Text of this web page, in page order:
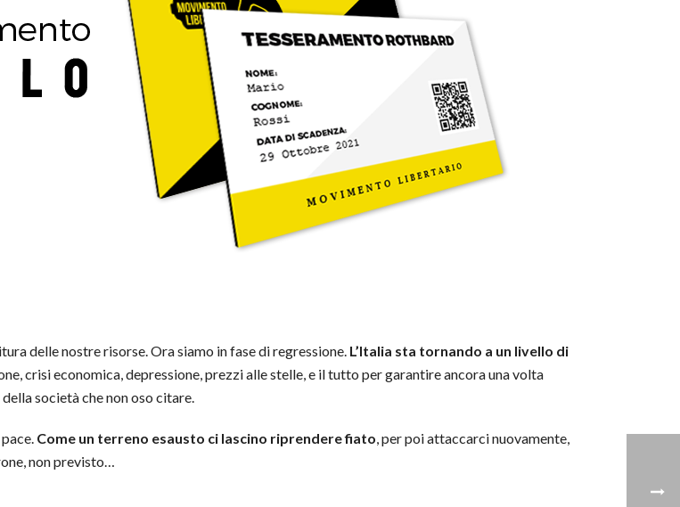
delle nostre risorse. Ora siamo in fase di regressione. L’Italia sta tornando a un livello di
crisi economica, depressione, prezzi alle stelle, e il tutto per garantire ancora una volta
società che non oso citare.
Come un terreno esausto ci lascino riprendere fiato, per poi attaccarci nuovamente,
non previsto…